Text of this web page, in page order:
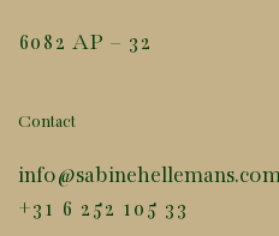
6082 AP – 32
Contact
+31 6 252 105 33